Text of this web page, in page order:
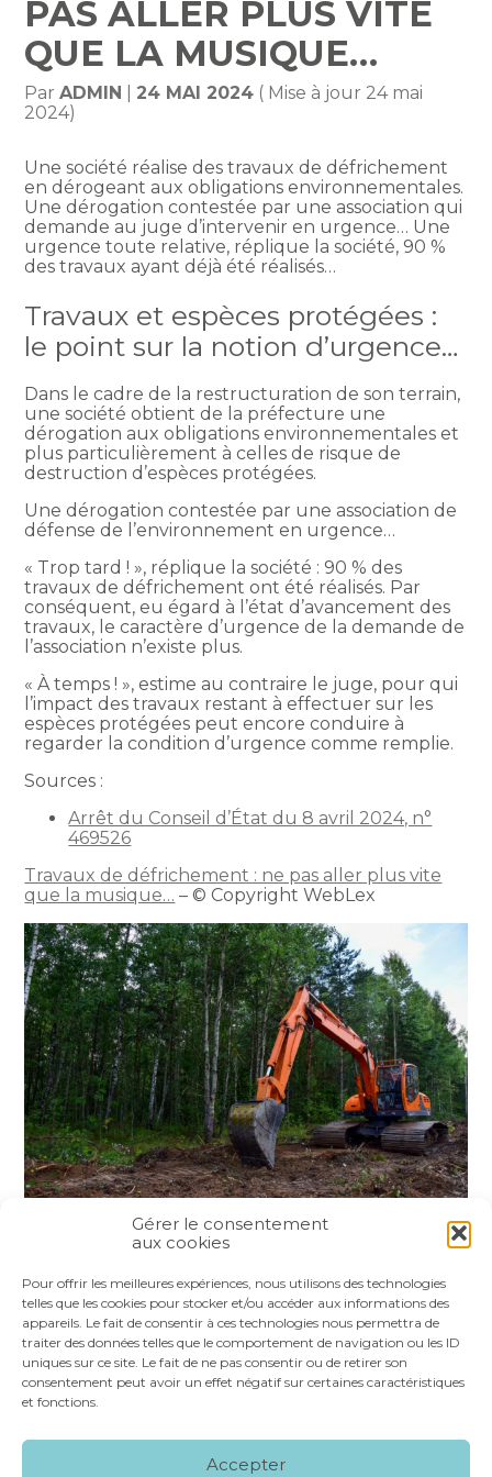
Gérer le consentement
aux cookies
Pour offrir les meilleures expériences, nous utilisons des technologies
telles que les cookies pour stocker et/ou accéder aux informations des
appareils. Le fait de consentir à ces technologies nous permettra de
traiter des données telles que le comportement de navigation ou les ID
uniques sur ce site. Le fait de ne pas consentir ou de retirer son
consentement peut avoir un effet négatif sur certaines caractéristiques
et fonctions.
Accepter
PAS ALLER PLUS VITE
QUE LA MUSIQUE…
ParADMIN 24 MAI 2024 ( Mise à jour 24 mai
2024)
Une société réalise des travaux de défrichement
en dérogeant aux obligations environnementales.
Une dérogation contestée par une association qui
demande au juge d’intervenir en urgence… Une
urgence toute relative, réplique la société, 90 %
des travaux ayant déjà été réalisés…
Travaux et espèces protégées :
le point sur la notion d’urgence…
Dans le cadre de la restructuration de son terrain,
une société obtient de la préfecture une
dérogation aux obligations environnementales et
plus particulièrement à celles de risque de
destruction d’espèces protégées.
Une dérogation contestée par une association de
défense de l’environnement en urgence…
« Trop tard ! », réplique la société : 90 % des
travaux de défrichement ont été réalisés. Par
conséquent, eu égard à l’état d’avancement des
travaux, le caractère d’urgence de la demande de
l’association n’existe plus.
« À temps ! », estime au contraire le juge, pour qui
l’impact des travaux restant à effectuer sur les
espèces protégées peut encore conduire à
regarder la condition d’urgence comme remplie.
Sources :
Arrêt du Conseil d’État du 8 avril 2024, n°
469526
Travaux de défrichement : ne pas aller plus vite
que la musique… – © Copyright WebLex
FaceBook
TwitterLinkedIn
Footer
NOS SERVICES